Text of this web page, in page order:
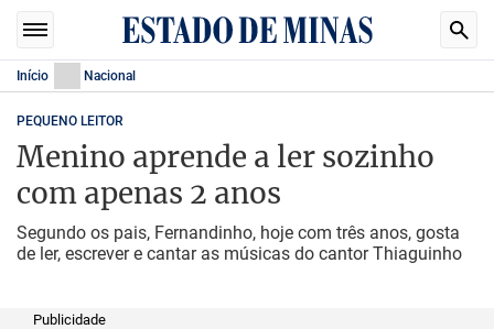
Início Nacional
PEQUENO LEITOR
Menino aprende a ler sozinho
com apenas 2 anos
Segundo os pais, Fernandinho, hoje com três anos, gosta
de ler, escrever e cantar as músicas do cantor Thiaguinho
Publicidade